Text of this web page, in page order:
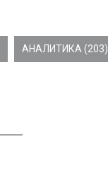
АНАЛИТИКА (203)